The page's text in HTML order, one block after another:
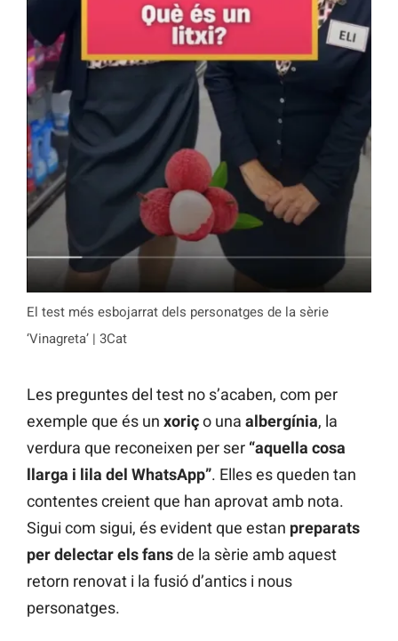
El test més esbojarrat dels personatges de la sèrie
‘Vinagreta’ | 3Cat
Les preguntes del test no s’acaben, com per
exemple que és un xoriço una albergínia, la
verdura que reconeixen per ser “aquella cosa
llarga i lila del WhatsApp”. Elles es queden tan
contentes creient que han aprovat amb nota.
Sigui com sigui, és evident que estan preparats
per delectar els fansde la sèrie amb aquest
retorn renovat i la fusió d’antics i nous
personatges.